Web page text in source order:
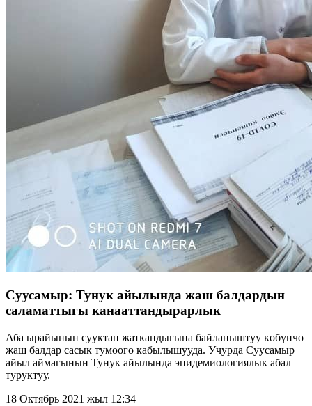
Суусамыр: Тунук айылында жаш балдардын
саламаттыгы канааттандырарлык
Аба ырайынын сууктап жаткандыгына байланыштуу көбүнчө
жаш балдар сасык тумоого кабылышууда. Учурда Суусамыр
айыл аймагынын Тунук айылында эпидемиологиялык абал
туруктуу.
18 Октябрь 2021 жыл 12:34